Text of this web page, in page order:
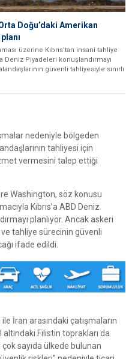
Doğu’daki Amerikan
üzerine Kıbrıs’tan insani tahliye
Deniz Piyadeleri konuşlandırmayı
güvenli tahliyesiyle sınırlı
nedeniyle bölgeden
tahliyesi için
vermesini talep ettiği
Washington, söz konusu
Kıbrıs’a ABD Deniz
planlıyor. Ancak askeri
ve tahliye sürecinin güvenli
ifade edildi.
İran arasındaki çatışmaların
Filistin toprakları da
sayıda ülkede bulunan